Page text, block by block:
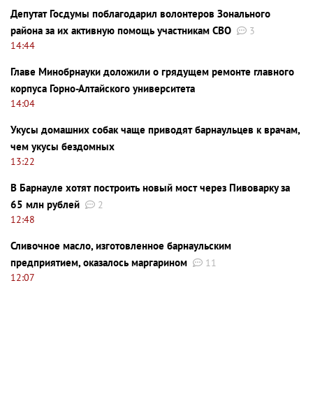
Депутат Госдумы поблагодарил волонтеров Зонального
района за их активную помощь участникам СВО
3
14:44
Главе Минобрнауки доложили о грядущем ремонте главного
корпуса Горно-Алтайского университета
14:04
Укусы домашних собак чаще приводят барнаульцев к врачам,
чем укусы бездомных
13:22
В Барнауле хотят построить новый мост через Пивоварку за
65 млн рублей
2
12:48
Сливочное масло, изготовленное барнаульским
предприятием, оказалось маргарином
11
12:07